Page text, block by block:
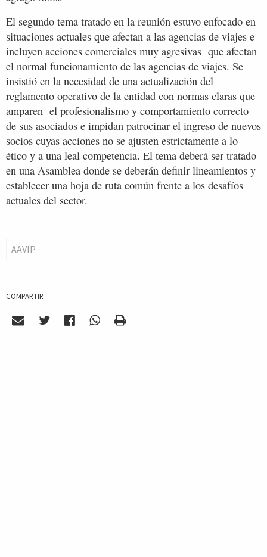
El segundo tema tratado en la reunión estuvo enfocado en
situaciones actuales que afectan a las agencias de viajes e
incluyen acciones comerciales muy agresivas que afectan
el normal funcionamiento de las agencias de viajes. Se
insistió en la necesidad de una actualización del
reglamento operativo de la entidad con normas claras que
amparen el profesionalismo y comportamiento correcto
de sus asociados e impidan patrocinar el ingreso de nuevos
socios cuyas acciones no se ajusten estrictamente a lo
ético y a una leal competencia. El tema deberá ser tratado
en una Asamblea donde se deberán definir lineamientos y
establecer una hoja de ruta común frente a los desafíos
actuales del sector.
AAVIP
COMPARTIR